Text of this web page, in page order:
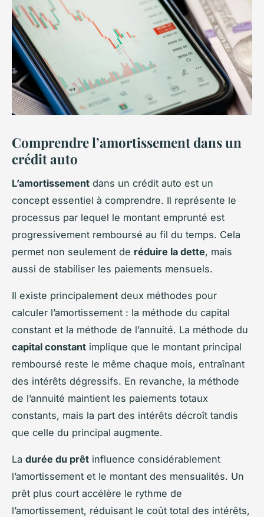
Comprendre l’amortissement dans un
crédit auto
L’amortissement dans un crédit auto est un
concept essentiel à comprendre. Il représente le
processus par lequel le montant emprunté est
progressivement remboursé au fil du temps. Cela
permet non seulement de réduire la dette, mais
aussi de stabiliser les paiements mensuels.
Il existe principalement deux méthodes pour
calculer l’amortissement : la méthode du capital
constant et la méthode de l’annuité. La méthode du
capital constant implique que le montant principal
remboursé reste le même chaque mois, entraînant
des intérêts dégressifs. En revanche, la méthode
de l’annuité maintient les paiements totaux
constants, mais la part des intérêts décroît tandis
que celle du principal augmente.
La durée du prêt influence considérablement
l’amortissement et le montant des mensualités. Un
prêt plus court accélère le rythme de
l’amortissement, réduisant le coût total des intérêts,